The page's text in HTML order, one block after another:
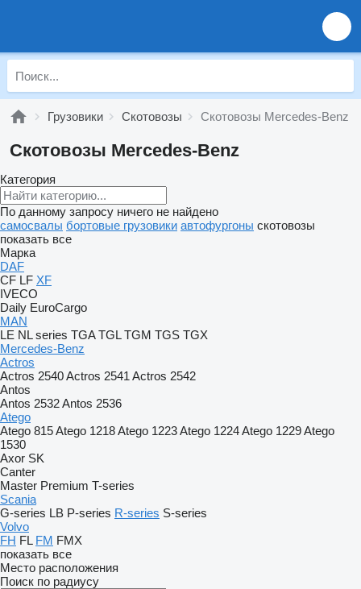
Грузовики Скотовозы Скотовозы Mercedes-Benz
Скотовозы Mercedes-Benz
Категория
По данному запросу ничего не найдено
самосвалы бортовые грузовики автофургоны скотовозы
показать все
Марка
DAF
CF LF XF
IVECO
Daily EuroCargo
MAN
LE NL series TGA TGL TGM TGS TGX
Mercedes-Benz
Actros
Actros 2540Actros 2541 Actros 2542
Antos
Antos 2532Antos 2536
Atego
Atego 815Atego 1218Atego 1223Atego 1224Atego 1229Atego
1530
Axor SK
Canter
Master Premium T-series
Scania
G-series LB P-series R-series S-series
Volvo
FH FL FM FMX
показать все
Место расположения
Поиск по радиусу